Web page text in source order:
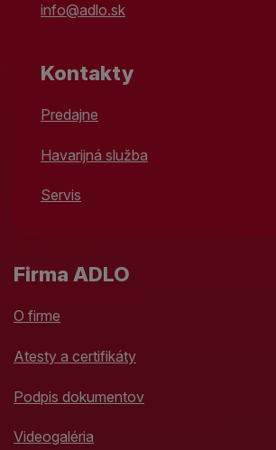
info@adlo.sk
Kontakty
Predajne
Havarijná služba
Servis
Firma ADLO
O firme
Atesty a certifikáty
Podpis dokumentov
Videogaléria